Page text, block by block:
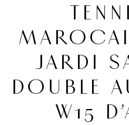
JARDI
DOUBLE
W15